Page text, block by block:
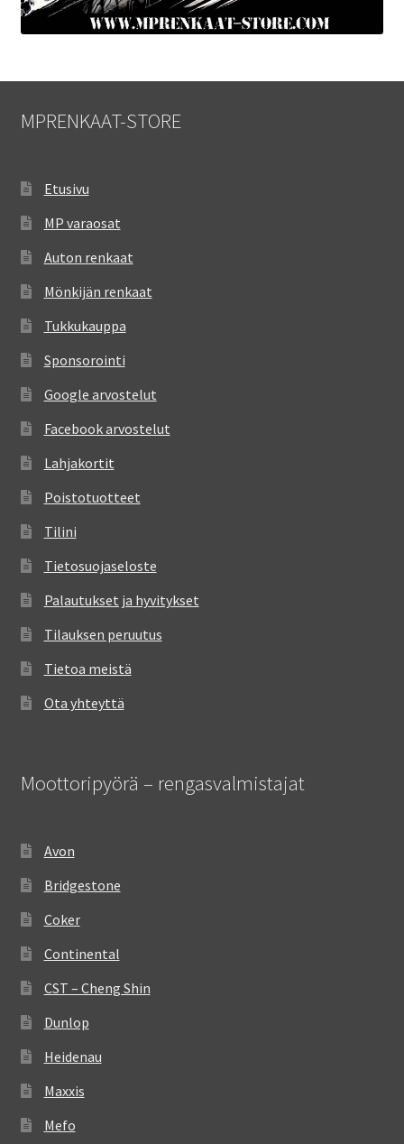
MPRENKAAT-STORE
Etusivu
MP varaosat
Auton renkaat
Mönkijän renkaat
Tukkukauppa
Sponsorointi
Google arvostelut
Facebook arvostelut
Lahjakortit
Poistotuotteet
Tilini
Tietosuojaseloste
Palautukset ja hyvitykset
Tilauksen peruutus
Tietoa meistä
Ota yhteyttä
Moottoripyörä – rengasvalmistajat
Avon
Bridgestone
Coker
Continental
CST – Cheng Shin
Dunlop
Heidenau
Maxxis
Mefo